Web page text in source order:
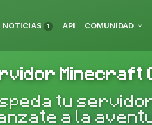
NOTICIAS 1 API COMUNIDAD
Minecraft
tu
a la